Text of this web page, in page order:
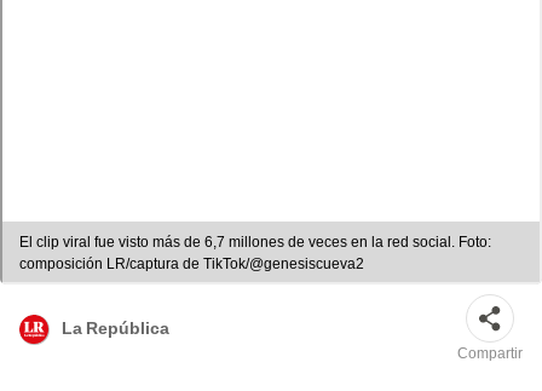
El clip viral fue visto más de 6,7 millones de veces en la red social. Foto:
composición LR/captura de TikTok/@genesiscueva2
La República
Compartir